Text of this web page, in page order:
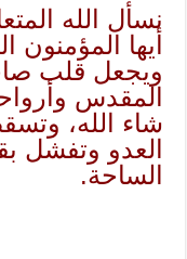
نسأل الله
أيها المؤمنون
ويجعل قلب
المقدس
شاء الله،
العدو وتفشل
الساحة.